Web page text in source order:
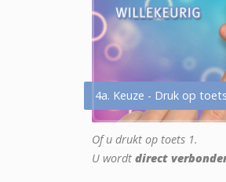
4a. Keuze - Druk op
Of u drukt op toets 1.
U wordt direct